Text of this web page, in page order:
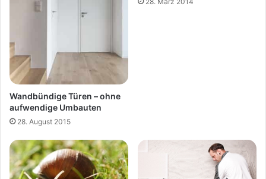
Wandbündige Türen – ohne
aufwendige Umbauten
28. August 2015